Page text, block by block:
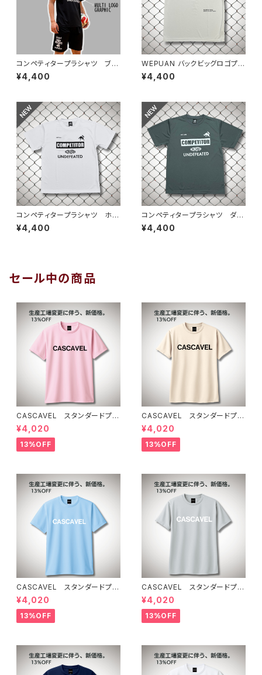
コンペティタープラシャツ ブラ
ックホワイト
¥4,400
WEPUAN バックビッグロゴプラ
シャツ シルバーグレーブラック
¥4,400
コンペティタープラシャツ ホワ
イトブラック
¥4,400
コンペティタープラシャツ ダー
クグレーホワイト
¥4,400
セール中の商品
CASCAVEL スタンダードプラ
クティスシャツ ライトピンクブ
ラック
¥4,020
13%OFF
CASCAVEL スタンダードプラ
クティスシャツ ライトベージュ
¥4,020
13%OFF
CASCAVEL スタンダードプラ
クティスシャツ ライトブルー
¥4,020
13%OFF
CASCAVEL スタンダードプラ
クティスシャツ シルバーグレー
¥4,020
13%OFF